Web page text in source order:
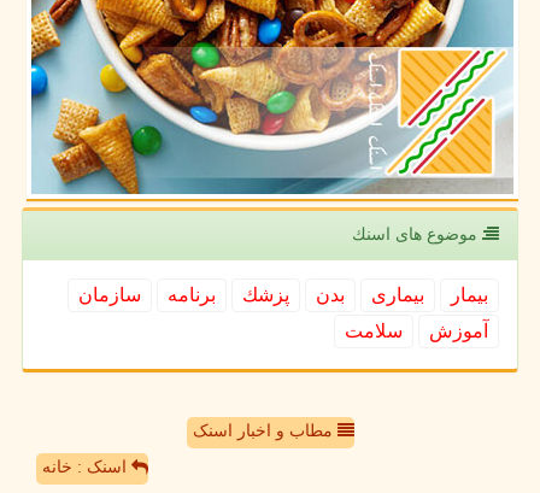
موضوع های اسنك
بیمار بیماری بدن پزشك برنامه
سازمان
آموزش
سلامت
مطاب و اخبار اسنک
اسنک : خانه